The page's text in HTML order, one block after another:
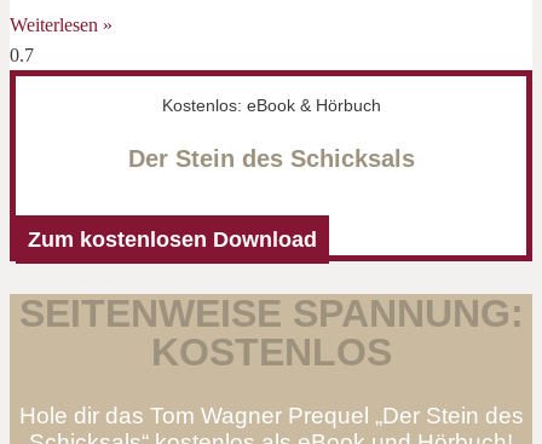
Weiterlesen »
Kostenlos: eBook & Hörbuch
Der Stein des Schicksals
Zum kostenlosen Download
SEITENWEISE SPANNUNG:
KOSTENLOS
Hole dir das Tom Wagner Prequel „Der Stein des